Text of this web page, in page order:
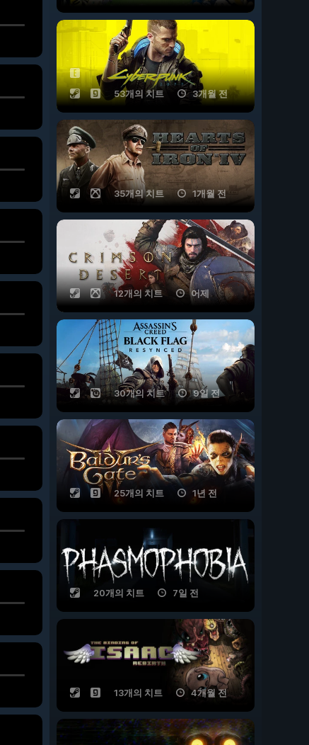
53개의 치트 3개월 전
35개의 치트 1개월 전
12개의 치트 어제
30개의 치트 9일 전
25개의 치트 1년 전
20개의 치트 7일 전
13개의 치트 4개월 전